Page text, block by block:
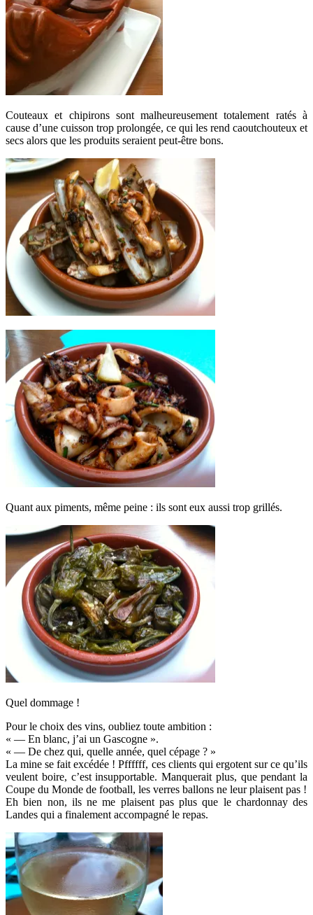
Couteaux et chipirons sont malheureusement totalement ratés à
cause d’une cuisson trop prolongée, ce qui les rend caoutchouteux et
secs alors que les produits seraient peut-être bons.
Quant aux piments, même peine : ils sont eux aussi trop grillés.
Quel dommage !
Pour le choix des vins, oubliez toute ambition :
« — En blanc, j’ai un Gascogne ».
« — De chez qui, quelle année, quel cépage ? »
La mine se fait excédée ! Pffffff, ces clients qui ergotent sur ce qu’ils
veulent boire, c’est insupportable. Manquerait plus, que pendant la
Coupe du Monde de football, les verres ballons ne leur plaisent pas !
Eh bien non, ils ne me plaisent pas plus que le chardonnay des
Landes qui a finalement accompagné le repas.